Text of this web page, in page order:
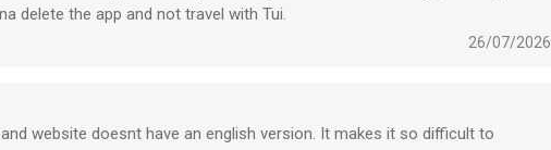
delete the app and not travel with Tui.
26/07/2026
website doesnt have an english version. It makes it so difficult to